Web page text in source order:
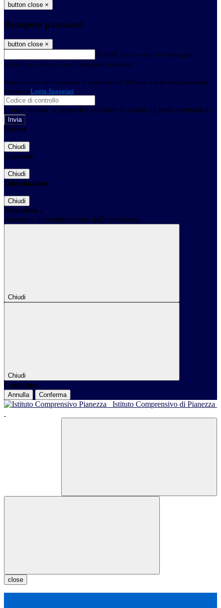
button close ×
Recupero password
button close ×
E-mail Verrà inviato un messaggio
all'indirizzo indicato con le istruzioni necessarie.
Non hai una e-mail associata al nome utente? Effettua il reset della password
tramite la Login Spaggiari
E-mail inviata, si prega di controllare la casella di posta elettronica!
Errore
Chiudi
Successo
Chiudi
Informazione
Chiudi
Attendere...
Attendere il completamento dell'operazione...
Chiudi
Chiudi
Conferma
Annulla Conferma
Istituto Comprensivo di Pianezza
close